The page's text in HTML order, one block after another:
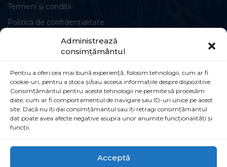
Administrează
consimțământul
Pentru a oferi cea mai bună experiență, folosim tehnologii, cum ar fi
cookie-uri, pentru a stoca și/sau accesa informațiile despre dispozitive.
Consimțământul pentru aceste tehnologii ne permite să procesăm
date, cum ar fi comportamentul de navigare sau ID-uri unice pe acest
site. Dacă nu îți dai consimțământul sau îți retragi consimțământul
dat poate avea afecte negative asupra unor anumite funcționalități și
funcții.
Acceptă
Termeni si conditii
Politică de confidențialitate
Circuite și conexiuni
Șoseaua Leordeni 90B, Popești-Leordeni,
077160